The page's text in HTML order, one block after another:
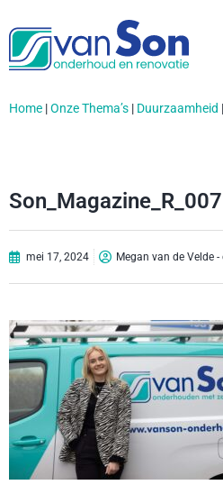
Home |Onze Thema’s | Duurzaamheid |
Son_Magazine_R_007
mei 17, 2024 Megan van de Velde